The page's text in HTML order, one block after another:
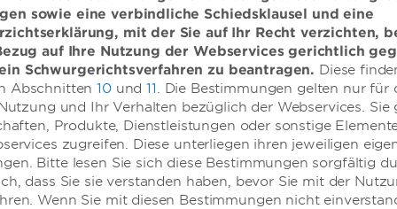
Hochzeiten
„Ich will“. Und wir kümmern uns um
und sachkundiger Hochzeitsspezialisten steht
einer unvergesslichen Feier Wirklichkeit werden zu
sowie eine verbindliche Schiedsklausel und eine
mit der Sie auf Ihr Recht verzichten,
auf Ihre Nutzung der Webservices gerichtlich
Schwurgerichtsverfahren zu beantragen. Diese
Abschnitten10und11. Die Bestimmungen gelten nur für
und Ihr Verhalten bezüglich der Webservices. Sie
Produkte, Dienstleistungen oder sonstige
zugreifen. Diese unterliegen ihren jeweiligen
Bitte lesen Sie sich diese Bestimmungen sorgfältig
dass Sie sie verstanden haben, bevor Sie mit der
Wenn Sie mit diesen Bestimmungen nicht